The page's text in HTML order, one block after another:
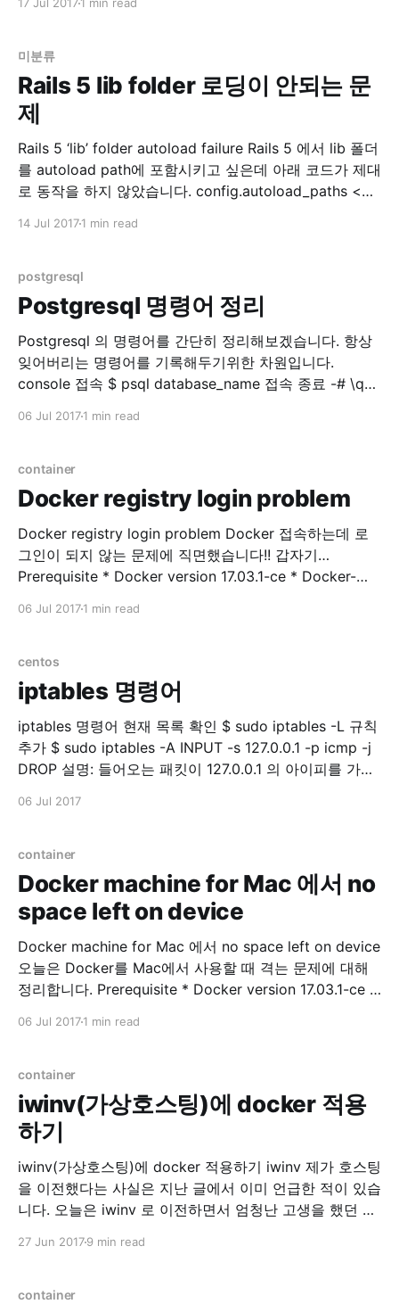
17 Jul 20171 min read
미분류
Rails 5 lib folder 로딩이 안되는 문
제
Rails 5 ‘lib’ folder autoload failure Rails 5 에서 lib 폴더
를 autoload path에 포함시키고 싶은데 아래 코드가 제대
로 동작을 하지 않았습니다. config.autoload_paths <<
14 Jul 20171 min read
postgresql
Postgresql 명령어 정리
Postgresql 의 명령어를 간단히 정리해보겠습니다. 항상
잊어버리는 명령어를 기록해두기위한 차원입니다.
console 접속 $ psql database_name 접속 종료 -# \q
database_name 사용자 목록 표시 -# \du Role 생성 -#
CREATE
06 Jul 20171 min read
container
Docker registry login problem
Docker registry login problem Docker 접속하는데 로
그인이 되지 않는 문제에 직면했습니다!! 갑자기…
Prerequisite * Docker version 17.03.1-ce * Docker-
http://docker.example.com/v2/: dial tcp 176.32.
06 Jul 20171 min read
centos
iptables 명령어
iptables 명령어 현재 목록 확인 $ sudo iptables -L 규칙
추가 $ sudo iptables -A INPUT -s 127.0.0.1 -p icmp -j
DROP 설명: 들어오는 패킷이 127.0.0.1 의 아이피를 가지
06 Jul 2017
container
Docker machine for Mac 에서 no
space left on device
Docker machine for Mac 에서 no space left on device
오늘은 Docker를 Mac에서 사용할 때 격는 문제에 대해
정리합니다. Prerequisite * Docker version 17.03.1-ce *
이미지
06 Jul 20171 min read
container
iwinv(가상호스팅)에 docker 적용
하기
iwinv(가상호스팅)에 docker 적용하기 iwinv 제가 호스팅
을 이전했다는 사실은 지난 글에서 이미 언급한 적이 있습
니다. 오늘은 iwinv 로 이전하면서 엄청난 고생을 했던 경
용을 하는 것에
27 Jun 20179 min read
container